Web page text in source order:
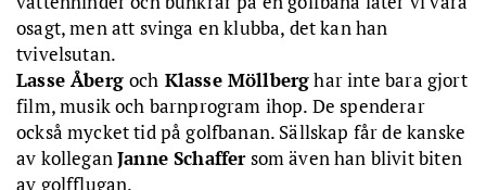
osagt, men att svinga en klubba, det kan han
tvivelsutan.
Lasse Åbergoch Klasse Möllberghar inte bara gjort
film, musik och barnprogram ihop. De spenderar
också mycket tid på golfbanan. Sällskap får de kanske
av kolleganJanne Schaffersom även han blivit biten
av golfflugan.